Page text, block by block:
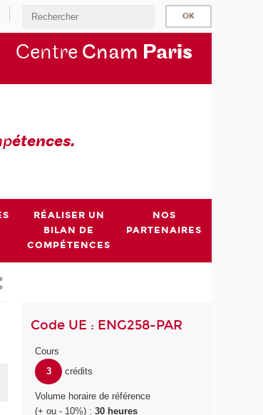
Centre Cnam Paris
étences.
RÉALISER UN
BILAN DE
COMPÉTENCES
NOS
PARTENAIRES
Code UE : ENG258-PAR
Cours
3
crédits
Volume horaire de référence
(+ ou - 10%) :30 heures